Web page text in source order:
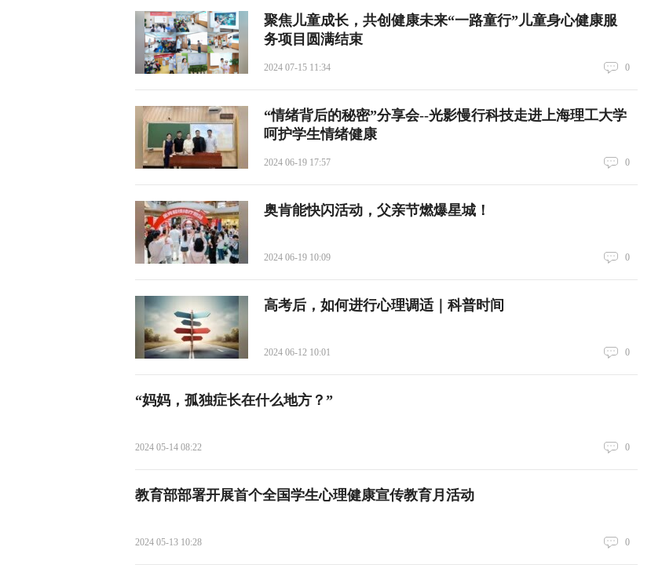
聚焦儿童成长，共创健康未来“一路童行”儿童身心健康服
务项目圆满结束
2024 07-15 11:34 0
“情绪背后的秘密”分享会--光影慢行科技走进上海理工大学
呵护学生情绪健康
2024 06-19 17:57 0
奥肯能快闪活动，父亲节燃爆星城！
2024 06-19 10:09 0
高考后，如何进行心理调适｜科普时间
2024 06-12 10:01 0
“妈妈，孤独症长在什么地方？”
2024 05-14 08:22 0
教育部部署开展首个全国学生心理健康宣传教育月活动
2024 05-13 10:28 0